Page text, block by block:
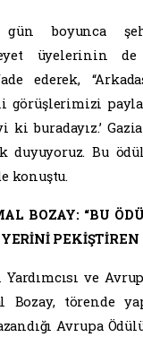
boyunca
üyelerinin de
ederek,
ki buradayız.’
duyuyoruz. Bu
konuştu.
BOZAY: “BU
PEKİŞTİREN
ve
Bozay, törende
Avrupa